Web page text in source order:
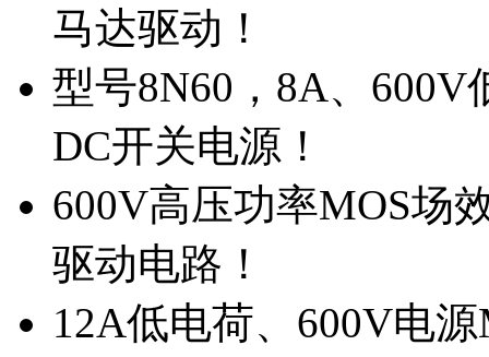
马达驱动！
型号8N60，8A、
DC开关电源！
600V高压功率MOS场
驱动电路！
12A低电荷、600V电